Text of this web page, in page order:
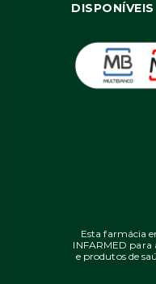
DISPONÍVEIS
Esta farmácia
INFARMED para
e produtos de